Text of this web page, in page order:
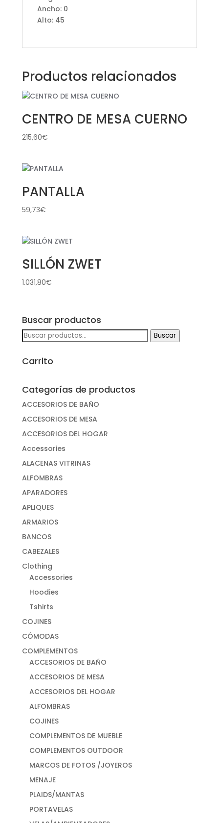
Ancho: 0
Alto: 45
Productos relacionados
CENTRO DE MESA CUERNO
215,60€
PANTALLA
59,73€
SILLÓN ZWET
1.031,80€
Buscar productos
Buscar
por:
Buscar
Carrito
Categorías de productos
ACCESORIOS DE BAÑO
ACCESORIOS DE MESA
ACCESORIOS DEL HOGAR
Accessories
ALACENAS VITRINAS
ALFOMBRAS
APARADORES
APLIQUES
ARMARIOS
BANCOS
CABEZALES
Clothing
Accessories
Hoodies
Tshirts
COJINES
CÓMODAS
COMPLEMENTOS
ACCESORIOS DE BAÑO
ACCESORIOS DE MESA
ACCESORIOS DEL HOGAR
ALFOMBRAS
COJINES
COMPLEMENTOS DE MUEBLE
COMPLEMENTOS OUTDOOR
MARCOS DE FOTOS /JOYEROS
MENAJE
PLAIDS/MANTAS
PORTAVELAS